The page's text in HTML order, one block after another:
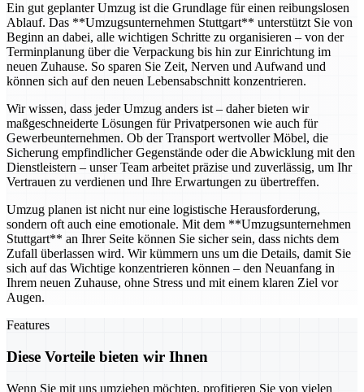
Ein gut geplanter Umzug ist die Grundlage für einen reibungslosen
Ablauf. Das **Umzugsunternehmen Stuttgart** unterstützt Sie von
Beginn an dabei, alle wichtigen Schritte zu organisieren – von der
Terminplanung über die Verpackung bis hin zur Einrichtung im
neuen Zuhause. So sparen Sie Zeit, Nerven und Aufwand und
können sich auf den neuen Lebensabschnitt konzentrieren.
Wir wissen, dass jeder Umzug anders ist – daher bieten wir
maßgeschneiderte Lösungen für Privatpersonen wie auch für
Gewerbeunternehmen. Ob der Transport wertvoller Möbel, die
Sicherung empfindlicher Gegenstände oder die Abwicklung mit den
Dienstleistern – unser Team arbeitet präzise und zuverlässig, um Ihr
Vertrauen zu verdienen und Ihre Erwartungen zu übertreffen.
Umzug planen ist nicht nur eine logistische Herausforderung,
sondern oft auch eine emotionale. Mit dem **Umzugsunternehmen
Stuttgart** an Ihrer Seite können Sie sicher sein, dass nichts dem
Zufall überlassen wird. Wir kümmern uns um die Details, damit Sie
sich auf das Wichtige konzentrieren können – den Neuanfang in
Ihrem neuen Zuhause, ohne Stress und mit einem klaren Ziel vor
Augen.
Features
Diese Vorteile bieten wir Ihnen
Wenn Sie mit uns umziehen möchten, profitieren Sie von vielen